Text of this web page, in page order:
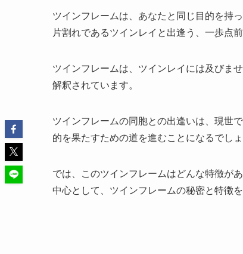
ツインフレームは、あなたと同じ目的を持
片割れであるツインレイと出逢う、一歩点前
ツインフレームは、ツインレイには及びま
解釈されています。
ツインフレームの同胞との出逢いは、現世
的を果たすための道を進むことになるでしょ
では、このツインフレームはどんな特徴が
中心として、ツインフレームの秘密と特徴